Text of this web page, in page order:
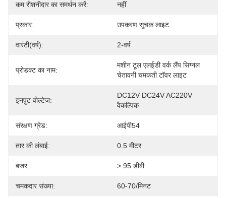
कम रोशनीदार का समर्थन करें: नहीं
प्रकार: उपकरण सूचक लाइट
वारंटी(वर्ष): 2-वर्ष
प्रोडक्ट का नाम:
मशीन टूल एलईडी वर्क लैंप सिग्नल
चेतावनी चमकती टॉवर लाइट
इनपुट वोल्टेज:
DC12V DC24V AC220V
वैकल्पिक
संरक्षण ग्रेड: आईपी54
तार की लंबाई: 0.5 मीटर
बजर: > 95 डीबी
चमकदार संख्या: 60-70/मिनट